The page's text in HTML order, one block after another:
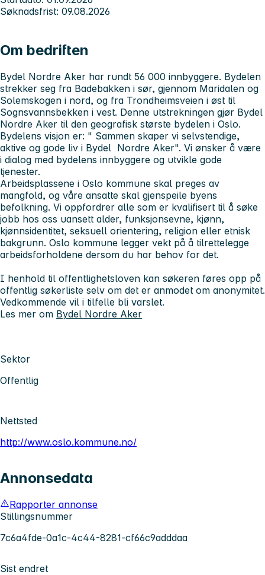
Søknadsfrist: 09.08.2026
Om bedriften
Bydel Nordre Aker har rundt 56 000 innbyggere. Bydelen
strekker seg fra Badebakken i sør, gjennom Maridalen og
Solemskogen i nord, og fra Trondheimsveien i øst til
Sognsvannsbekken i vest. Denne utstrekningen gjør Bydel
Nordre Aker til den geografisk største bydelen i Oslo.
Bydelens visjon er: " Sammen skaper vi selvstendige,
aktive og gode liv i Bydel Nordre Aker". Vi ønsker å være
i dialog med bydelens innbyggere og utvikle gode
tjenester.
Arbeidsplassene i Oslo kommune skal preges av
mangfold, og våre ansatte skal gjenspeile byens
befolkning. Vi oppfordrer alle som er kvalifisert til å søke
jobb hos oss uansett alder, funksjonsevne, kjønn,
kjønnsidentitet, seksuell orientering, religion eller etnisk
bakgrunn. Oslo kommune legger vekt på å tilrettelegge
arbeidsforholdene dersom du har behov for det.
I henhold til offentlighetsloven kan søkeren føres opp på
offentlig søkerliste selv om det er anmodet om anonymitet.
Vedkommende vil i tilfelle bli varslet.
Les mer om Bydel Nordre Aker
Sektor
Offentlig
Nettsted
http://www.oslo.kommune.no/
Annonsedata
Rapporter annonse
Stillingsnummer
7c6a4fde-0a1c-4c44-8281-cf66c9adddaa
Sist endret